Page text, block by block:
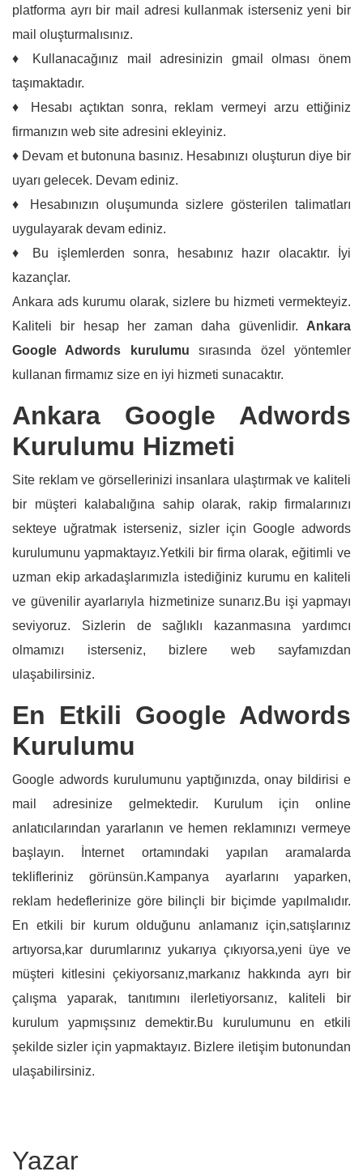
platforma ayrı bir mail adresi kullanmak isterseniz yeni bir
mail oluşturmalısınız.
♦ Kullanacağınız mail adresinizin gmail olması önem
taşımaktadır.
♦ Hesabı açtıktan sonra, reklam vermeyi arzu ettiğiniz
firmanızın web site adresini ekleyiniz.
♦ Devam et butonuna basınız. Hesabınızı oluşturun diye bir
uyarı gelecek. Devam ediniz.
♦ Hesabınızın oluşumunda sizlere gösterilen talimatları
uygulayarak devam ediniz.
♦ Bu işlemlerden sonra, hesabınız hazır olacaktır. İyi
kazançlar.
Ankara ads kurumu olarak, sizlere bu hizmeti vermekteyiz.
Kaliteli bir hesap her zaman daha güvenlidir. Ankara
Google Adwords kurulumusırasında özel yöntemler
kullanan firmamız size en iyi hizmeti sunacaktır.
Ankara Google Adwords
Kurulumu Hizmeti
Site reklam ve görsellerinizi insanlara ulaştırmak ve kaliteli
bir müşteri kalabalığına sahip olarak, rakip firmalarınızı
sekteye uğratmak isterseniz, sizler için Google adwords
kurulumunu yapmaktayız.Yetkili bir firma olarak, eğitimli ve
uzman ekip arkadaşlarımızla istediğiniz kurumu en kaliteli
ve güvenilir ayarlarıyla hizmetinize sunarız.Bu işi yapmayı
seviyoruz. Sizlerin de sağlıklı kazanmasına yardımcı
olmamızı isterseniz, bizlere web sayfamızdan
ulaşabilirsiniz.
En Etkili Google Adwords
Kurulumu
Google adwords kurulumunu yaptığınızda, onay bildirisi e
mail adresinize gelmektedir. Kurulum için online
anlatıcılarından yararlanın ve hemen reklamınızı vermeye
başlayın. İnternet ortamındaki yapılan aramalarda
teklifleriniz görünsün.Kampanya ayarlarını yaparken,
reklam hedeflerinize göre bilinçli bir biçimde yapılmalıdır.
En etkili bir kurum olduğunu anlamanız için,satışlarınız
artıyorsa,kar durumlarınız yukarıya çıkıyorsa,yeni üye ve
müşteri kitlesini çekiyorsanız,markanız hakkında ayrı bir
çalışma yaparak, tanıtımını ilerletiyorsanız, kaliteli bir
kurulum yapmışsınız demektir.Bu kurulumunu en etkili
şekilde sizler için yapmaktayız. Bizlere iletişim butonundan
ulaşabilirsiniz.
Yazar